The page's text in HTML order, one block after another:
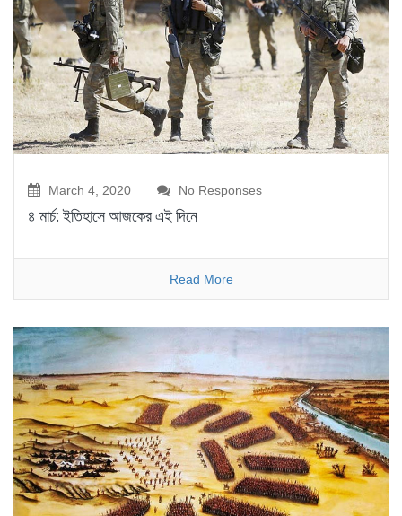
March 4, 2020 No Responses
৪ মার্চ: ইতিহাসে আজকের এই দিনে
Read More